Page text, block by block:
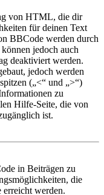
von HTML, die dir
für deinen Text
BBCode werden durch
jedoch auch
deaktiviert werden.
jedoch werden
(„<“ und „>“)
zu
Hilfe-Seite, die von
ist.
in Beiträgen zu
die
werden.